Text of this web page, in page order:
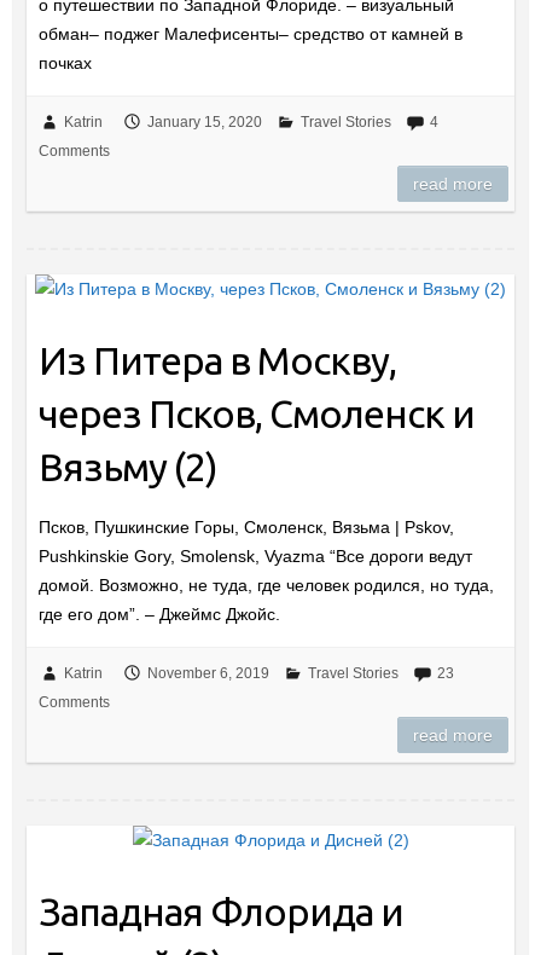
о путешествии по Западной Флориде. – визуальный
обман– поджег Малефисенты– средство от камней в
почках
Katrin January 15, 2020 Travel Stories
4
Comments
read more
Из Питера в Москву,
через Псков, Смоленск и
Вязьму (2)
Псков, Пушкинские Горы, Смоленск, Вязьма | Pskov,
Pushkinskie Gory, Smolensk, Vyazma “Все дороги ведут
домой. Возможно, не туда, где человек родился, но туда,
где его дом”. – Джеймс Джойс.
Katrin November 6, 2019 Travel Stories
23
Comments
read more
Западная Флорида и